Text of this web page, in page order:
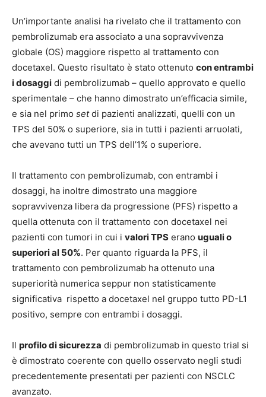
Un’importante analisi ha rivelato che il trattamento con
pembrolizumab era associato a una sopravvivenza
globale (OS) maggiore rispetto al trattamento con
docetaxel. Questo risultato è stato ottenuto con entrambi
i dosaggi di pembrolizumab – quello approvato e quello
sperimentale – che hanno dimostrato un’efficacia simile,
e sia nel primo setdi pazienti analizzati, quelli con un
TPS del 50% o superiore, sia in tutti i pazienti arruolati,
che avevano tutti un TPS dell’1% o superiore.
Il trattamento con pembrolizumab, con entrambi i
dosaggi, ha inoltre dimostrato una maggiore
sopravvivenza libera da progressione (PFS) rispetto a
quella ottenuta con il trattamento con docetaxel nei
pazienti con tumori in cui i valori TPS erano uguali o
superiori al 50%. Per quanto riguarda la PFS, il
trattamento con pembrolizumab ha ottenuto una
superiorità numerica seppur non statisticamente
significativa rispetto a docetaxel nel gruppo tutto PD-L1
positivo, sempre con entrambi i dosaggi.
Il profilo di sicurezza di pembrolizumab in questo trial si
è dimostrato coerente con quello osservato negli studi
precedentemente presentati per pazienti con NSCLC
avanzato.